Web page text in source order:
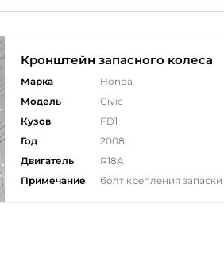
Кронштейн запасного колеса
Марка
Honda
Модель
Civic
Кузов
FD1
Год
2008
Двигатель
R18A
Примечание
болт крепления запаски